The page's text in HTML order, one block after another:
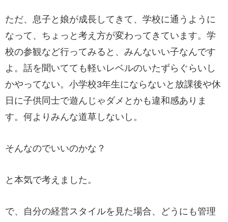
ただ、息子と娘が成長してきて、学校に通うように
なって、ちょっと考え方が変わってきています。学
校の参観など行ってみると、みんないい子なんです
よ。話を聞いてても軽いレベルのいたずらぐらいし
かやってない。小学校3年生にならないと放課後や休
日に子供同士で遊んじゃダメとかも違和感ありま
す。何よりみんな道草しないし。
そんなのでいいのかな？
と本気で考えました。
で、自分の経営スタイルを見た場合、どうにも管理